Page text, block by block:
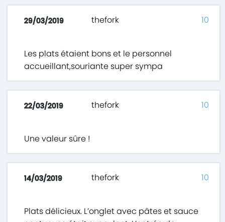
29/03/2019 thefork
Les plats étaient bons et le personnel
accueillant,souriante super sympa
10
22/03/2019 thefork
Une valeur sûre !
10
14/03/2019 thefork
Plats délicieux. L’onglet avec pâtes et sauce
10